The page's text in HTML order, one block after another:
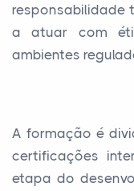
responsabilidade
a atuar com
ambientes
A formação é
certificações
etapa do